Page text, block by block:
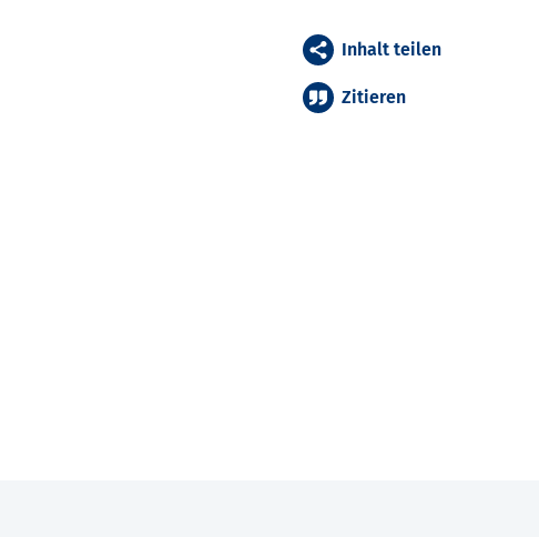
Inhalt teilen
Zitieren